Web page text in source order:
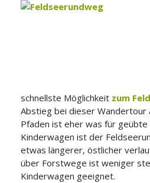
schnellste Möglichkeit zum
Abstieg bei dieser Wandertour
Pfaden ist eher was für
Kinderwagen ist der
etwas längerer, östlicher
über Forstwege ist weniger
Kinderwagen geeignet.